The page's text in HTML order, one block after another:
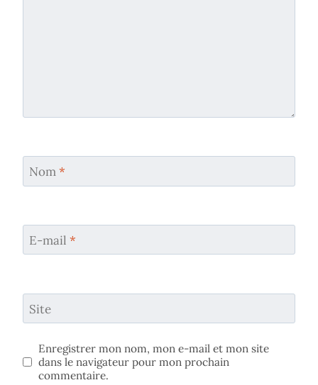
Nom*
E-mail *
Site
Enregistrer mon nom, mon e-mail et mon site
dans le navigateur pour mon prochain
commentaire.